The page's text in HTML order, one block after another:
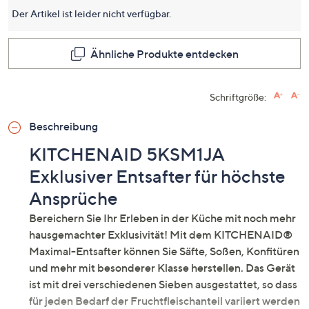
Der Artikel ist leider nicht verfügbar.
Ähnliche Produkte entdecken
Schriftgröße:
Beschreibung
KITCHENAID 5KSM1JA
Exklusiver Entsafter für höchste
Ansprüche
Bereichern Sie Ihr Erleben in der Küche mit noch mehr
hausgemachter Exklusivität! Mit dem KITCHENAID®
Maximal-Entsafter können Sie Säfte, Soßen, Konfitüren
und mehr mit besonderer Klasse herstellen. Das Gerät
ist mit drei verschiedenen Sieben ausgestattet, so dass
für jeden Bedarf der Fruchtfleischanteil variiert werden